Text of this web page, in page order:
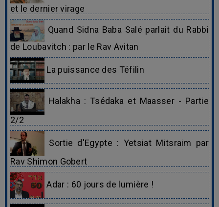
et le dernier virage
Quand Sidna Baba Salé parlait du Rabbi
de Loubavitch : par le Rav Avitan
La puissance des Téfilin
Halakha : Tsédaka et Maasser - Partie
2/2
Sortie d'Egypte : Yetsiat Mitsraim par
Rav Shimon Gobert
Adar : 60 jours de lumière !